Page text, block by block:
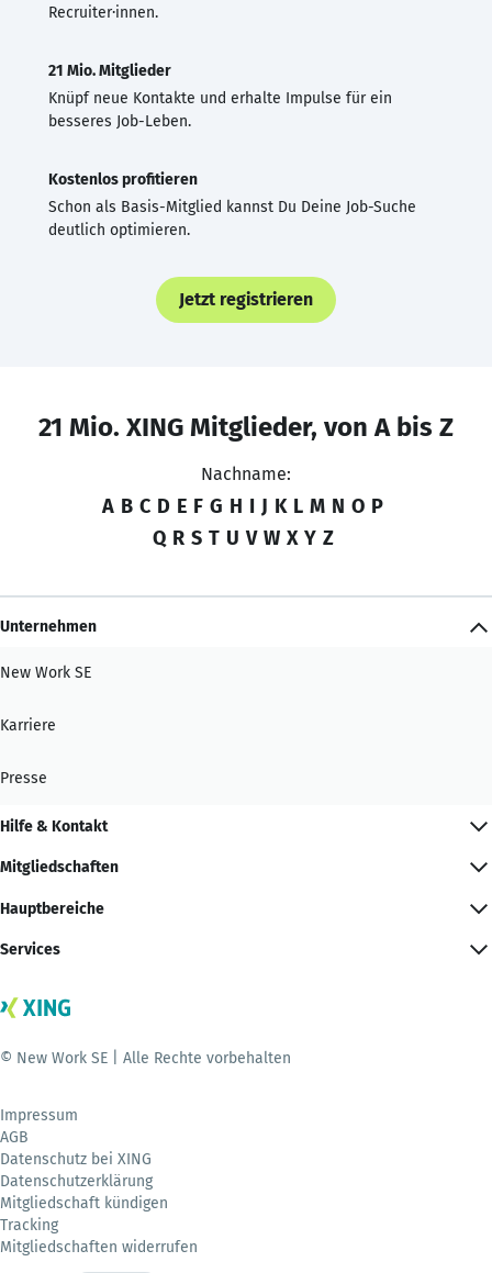
Recruiter·innen.
21 Mio. Mitglieder
Knüpf neue Kontakte und erhalte Impulse für ein
besseres Job-Leben.
Kostenlos profitieren
Schon als Basis-Mitglied kannst Du Deine Job-Suche
deutlich optimieren.
Jetzt registrieren
21 Mio. XING Mitglieder, von A bis Z
Nachname:
A B C D E F G H I J K L M N O P
Q R S T U V W X Y Z
Unternehmen
New Work SE
Karriere
Presse
Hilfe & Kontakt
Mitgliedschaften
Hauptbereiche
Services
© New Work SE | Alle Rechte vorbehalten
Impressum
AGB
Datenschutz bei XING
Datenschutzerklärung
Mitgliedschaft kündigen
Tracking
Mitgliedschaften widerrufen